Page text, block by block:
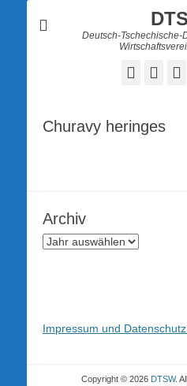
Deutsch-Tschechische-
Facebook
Churavy heringes
Archiv
Impressum und Datenschutz
Copyright © 2026 DTSW.